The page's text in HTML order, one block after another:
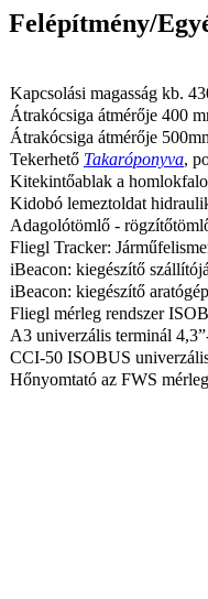
Felépítmény/
Kapcsolási magasság kb.
Átrakócsiga átmérője 400
Átrakócsiga átmérője
Tekerhető Takaróponyva,
Kitekintőablak a
Kidobó lemeztoldat
Adagolótömlő -
Fliegl Tracker:
iBeacon: kiegészítő
iBeacon: kiegészítő
Fliegl mérleg rendszer
A3 univerzális terminál
CCI-50 ISOBUS
Hőnyomtató az FWS